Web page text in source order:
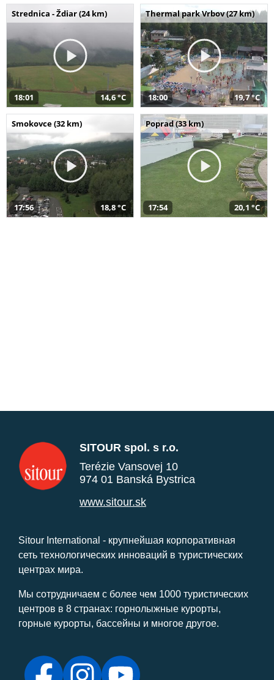
Strednica - Ždiar (24 km)
18:01 14,6 °C
Thermal park Vrbov (27 km)
18:00 19,7 °C
Smokovce (32 km)
17:56 18,8 °C
Poprad (33 km)
17:54 20,1 °C
SITOUR spol. s r.o.
Terézie Vansovej 10
974 01 Banská Bystrica
www.sitour.sk
Sitour International - крупнейшая корпоративная
сеть технологических инноваций в туристических
центрах мира.
Мы сотрудничаем с более чем 1000 туристических
центров в 8 странах: горнолыжные курорты,
горные курорты, бассейны и многое другое.